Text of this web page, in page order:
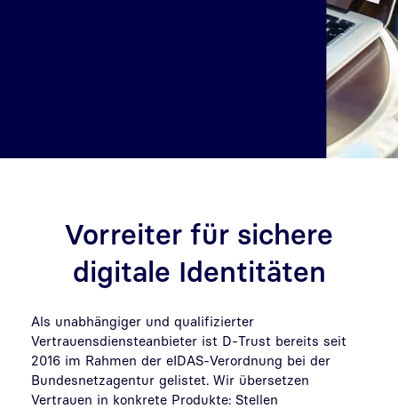
Vorreiter für sichere
digitale Identitäten
Als unabhängiger und qualifizierter
Vertrauensdiensteanbieter ist D-Trust bereits seit
2016 im Rahmen der eIDAS-Verordnung bei der
Bundesnetzagentur gelistet. Wir übersetzen
Vertrauen in konkrete Produkte: Stellen